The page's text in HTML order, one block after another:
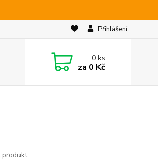
Přihlášení
0ks
za 0 Kč
produkt